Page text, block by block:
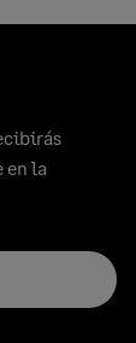
en la